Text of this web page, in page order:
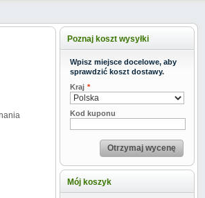
Poznaj koszt wysyłki
Wpisz miejsce docelowe, aby
sprawdzić koszt dostawy.
*
Kraj
Kod kuponu
Otrzymaj wycenę
Mój koszyk